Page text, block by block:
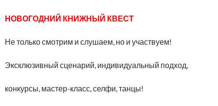
НОВОГОДНИЙ КНИЖНЫЙ КВЕСТ
Не только смотрим и слушаем, но и участвуем!
Эксклюзивный сценарий, индивидуальный подход,
конкурсы, мастер-класс, селфи, танцы!